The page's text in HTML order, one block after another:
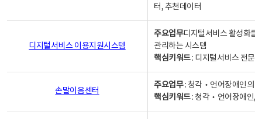
터, 추천데이터
디지털서비스 이용지원시스템
주요업무디지털서비스 활성화를
관리하는 시스템
핵심키워드: 디지털서비스 전문
손말이음센터
주요업무: 청각‧언어장애인의
핵심키워드: 청각‧언어장애인,